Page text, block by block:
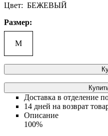
Цвет: БЕЖЕВЫЙ
Размер:
M
Доставка в отделение
14 дней на возврат
Описание
100%